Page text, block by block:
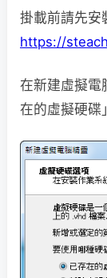
掛載前請先安
https://
在新建虛擬電
在的虛擬硬碟